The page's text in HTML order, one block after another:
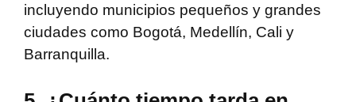
incluyendo municipios pequeños y grandes
ciudades como Bogotá, Medellín, Cali y
Barranquilla.